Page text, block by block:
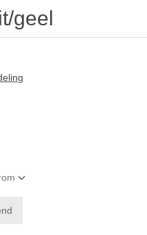
geel